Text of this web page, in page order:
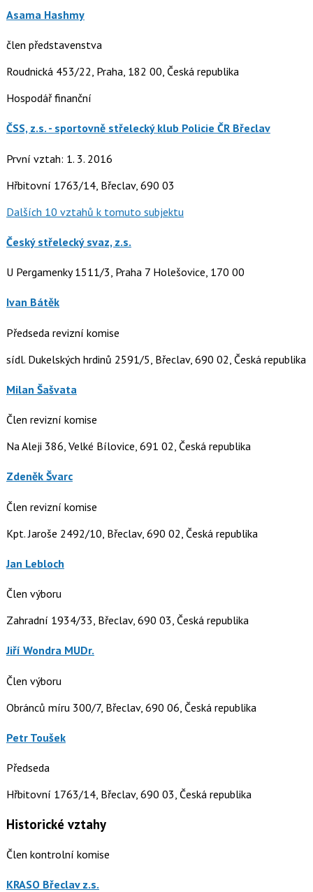
Asama Hashmy
člen představenstva
Roudnická 453/22, Praha, 182 00, Česká republika
Hospodář finanční
ČSS, z.s. - sportovně střelecký klub Policie ČR Břeclav
První vztah: 1. 3. 2016
Hřbitovní 1763/14, Břeclav, 690 03
Dalších 10 vztahů k tomuto subjektu
Český střelecký svaz, z.s.
U Pergamenky 1511/3, Praha 7 Holešovice, 170 00
Ivan Bátěk
Předseda revizní komise
sídl. Dukelských hrdinů 2591/5, Břeclav, 690 02, Česká republika
Milan Šašvata
Člen revizní komise
Na Aleji 386, Velké Bílovice, 691 02, Česká republika
Zdeněk Švarc
Člen revizní komise
Kpt. Jaroše 2492/10, Břeclav, 690 02, Česká republika
Jan Lebloch
Člen výboru
Zahradní 1934/33, Břeclav, 690 03, Česká republika
Jiří Wondra MUDr.
Člen výboru
Obránců míru 300/7, Břeclav, 690 06, Česká republika
Petr Toušek
Předseda
Hřbitovní 1763/14, Břeclav, 690 03, Česká republika
Historické vztahy
Člen kontrolní komise
KRASO Břeclav z.s.